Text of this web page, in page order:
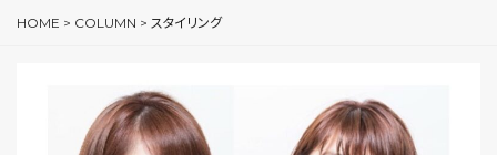
HOME > COLUMN > スタイリング